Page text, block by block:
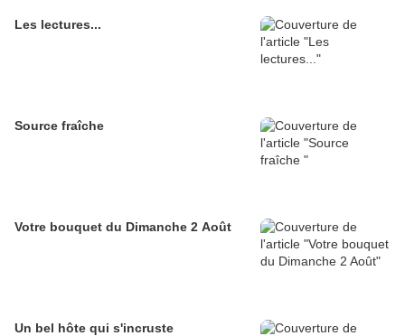
Les lectures...
Source fraîche
Votre bouquet du Dimanche 2 Août
Un bel hôte qui s'incruste